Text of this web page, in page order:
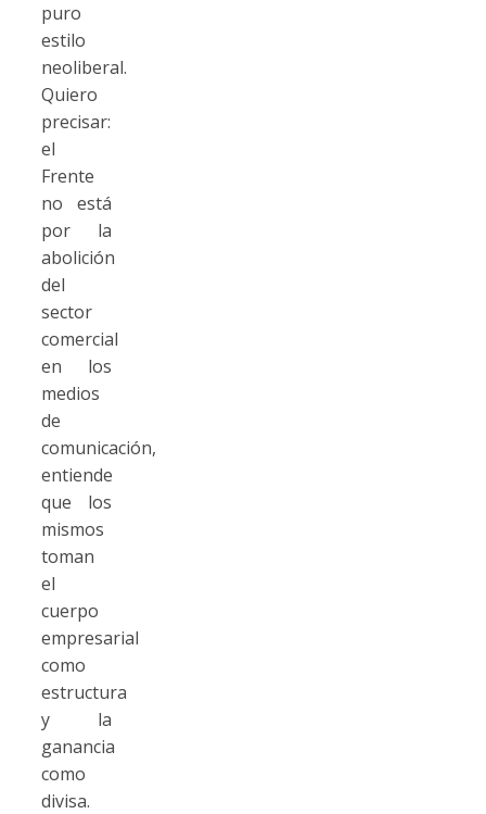
puro
estilo
neoliberal.
Quiero
precisar:
el
Frente
no está
por la
abolición
del
sector
comercial
en los
medios
de
comunicación,
entiende
que los
mismos
toman
el
cuerpo
empresarial
como
estructura
y la
ganancia
como
divisa.